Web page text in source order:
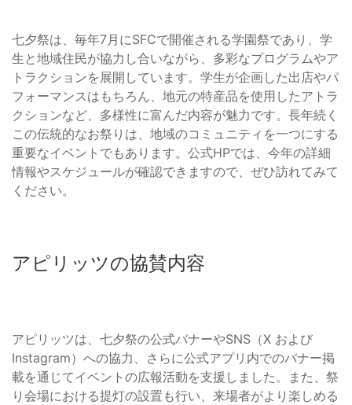
七夕祭は、毎年7月にSFCで開催される学園祭であり、学
生と地域住民が協力し合いながら、多彩なプログラムやア
トラクションを展開しています。学生が企画した出店やパ
フォーマンスはもちろん、地元の特産品を使用したアトラ
クションなど、多様性に富んだ内容が魅力です。長年続く
この伝統的なお祭りは、地域のコミュニティを一つにする
重要なイベントでもあります。公式HPでは、今年の詳細
情報やスケジュールが確認できますので、ぜひ訪れてみて
ください。
アピリッツの協賛内容
アピリッツは、七夕祭の公式バナーやSNS（X および
Instagram）への協力、さらに公式アプリ内でのバナー掲
載を通じてイベントの広報活動を支援しました。また、祭
り会場における提灯の設置も行い、来場者がより楽しめる